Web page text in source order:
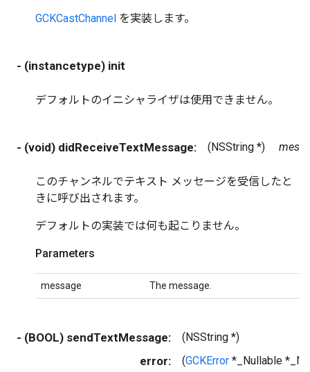
GCKCastChannel を実装します。
- (instancetype) init
デフォルトのイニシャライザは使用できません。
- (void) didReceiveTextMessage: (NSString *)
このチャンネルでテキスト メッセージを受信したと
きに呼び出されます。
デフォルトの実装では何も起こりません。
Parameters
message The message.
- (BOOL) sendTextMessage: (NSString *)
error: (GCKError *_Nullable